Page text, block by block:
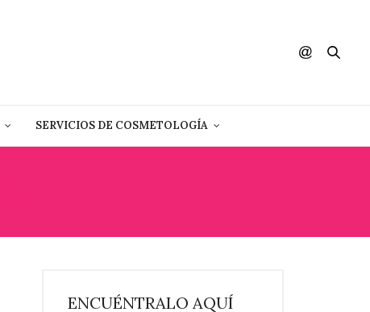
SERVICIOS DE COSMETOLOGÍA
ENCUÉNTRALO AQUÍ